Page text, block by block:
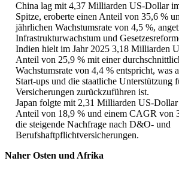
China lag mit 4,37 Milliarden US-Dollar
Spitze, eroberte einen Anteil von 35,6 %
jährlichen Wachstumsrate von 4,5 %,
Infrastrukturwachstum und
Indien hielt im Jahr 2025 3,18 Milliarden
Anteil von 25,9 % mit einer
Wachstumsrate von 4,4 % entspricht, was
Start-ups und die staatliche
Versicherungen zurückzuführen ist.
Japan folgte mit 2,31 Milliarden US-
Anteil von 18,9 % und einem CAGR von
die steigende Nachfrage nach D&O- und
Berufshaftpflichtversicherungen.
Naher Osten und Afrika